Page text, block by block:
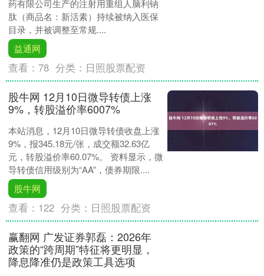
药有限公司生产的注射用重组人脑利钠
肽（商品名：新活素）持续被纳入医保
目录，并被调整至常规....
益通网
查看：78 分类： 日照股票配资
股牛网 12月10日微导转债上涨
9%，转股溢价率6007%
本站消息，12月10日微导转债收盘上涨
9%，报345.18元/张，成交额32.63亿
元，转股溢价率60.07%。 资料显示，微
导转债信用级别为“AA”，债券期限....
股牛网
查看： 122 分类： 日照股票配资
赢翻网 广发证券郭磊：2026年
政策的“跨周期”特征将更明显，
降息降准仍是政策工具选项